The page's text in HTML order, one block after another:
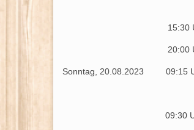
Anzugsordnung:
15:30 Uhr Empfang
20:00 Uhr
Sonntag, 20.08.2023 09:15
09:30 Uhr